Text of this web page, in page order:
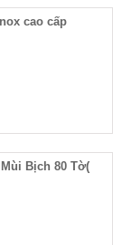
cao cấp
Bịch 80 Tờ(